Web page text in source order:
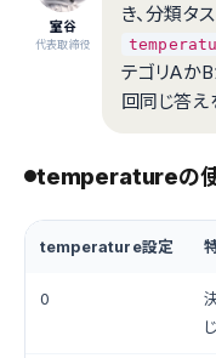
室谷
代表取締役
き、分類タ
テゴリAか
回同じ答え
temperatureの
temperature設定
0